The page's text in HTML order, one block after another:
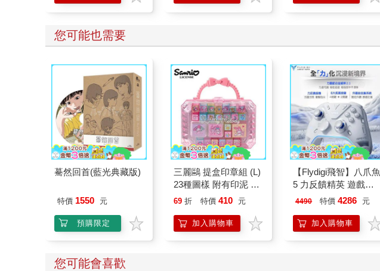
您可能也需要
驀然回首(藍光典藏版)
特價 1550 元
預購限定
三麗鷗 提盒印章組 (L)
23種圖樣 附有印泥 手
帳印章 迷你印章 印章
米
69 折 特價 410 元
加入購物車
【Flydigi飛智】八爪魚
5 力反饋精英 遊戲手
把 (國際版)
4490 特價 4286 元
加入購物車
您可能會喜歡